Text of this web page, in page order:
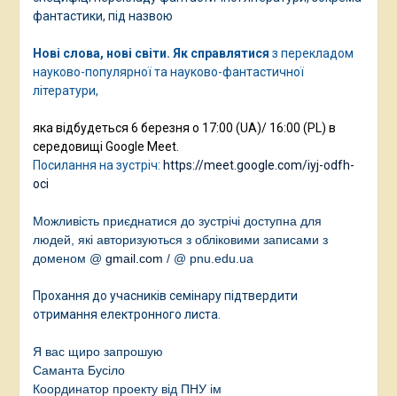
фантастики, під назвою
Нові слова, нові світи. Як справлятися з перекладом
науково-популярної та науково-фантастичної
літератури,
яка відбудеться 6 березня о 17:00 (UA)/ 16:00 (PL) в
середовищі Google Meet.
Посилання на зустріч: https://meet.google.com/iyj-odfh-
oci
Можливість приєднатися до зустрічі доступна для
людей, які авторизуються з обліковими записами з
доменом @ gmail.com / @ pnu.edu.ua
Прохання до учасників семінару підтвердити
отримання електронного листа.
Я вас щиро запрошую
Саманта Бусіло
Координатор проекту від ПНУ ім